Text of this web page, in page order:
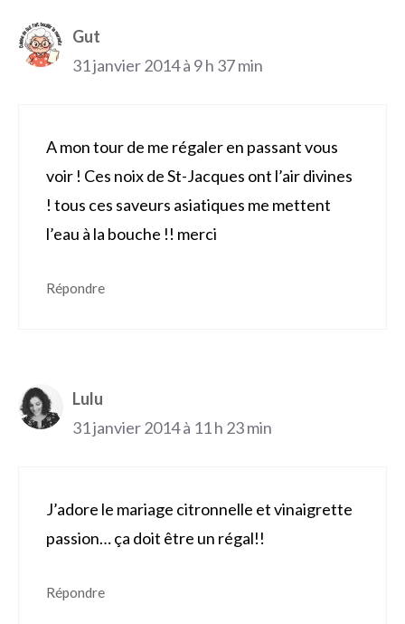
Gut
31 janvier 2014 à 9 h 37 min
A mon tour de me régaler en passant vous
voir ! Ces noix de St-Jacques ont l’air divines
! tous ces saveurs asiatiques me mettent
l’eau à la bouche !! merci
Répondre
Lulu
31 janvier 2014 à 11 h 23 min
J’adore le mariage citronnelle et vinaigrette
passion… ça doit être un régal!!
Répondre